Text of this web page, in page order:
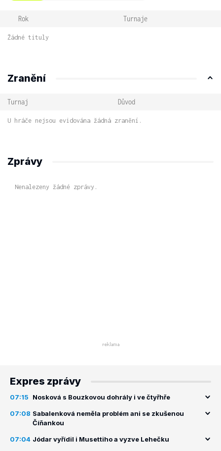
Rok Turnaje
Žádné tituly
Zranění
Turnaj Důvod
U hráče nejsou evidována žádná zranění.
Zprávy
Nenalezeny žádné zprávy.
Expres zprávy
07:15 Nosková s Bouzkovou dohrály i ve čtyřhře
07:08 Sabalenková neměla problém ani se zkušenou
Číňankou
07:04 Jódar vyřídil i Musettiho a vyzve Lehečku